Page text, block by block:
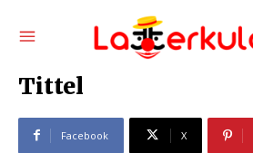
Tittel
Facebook X